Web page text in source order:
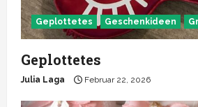
Geplottetes Geschenkideen
Geplottetes
Julia Laga Februar 22, 2026